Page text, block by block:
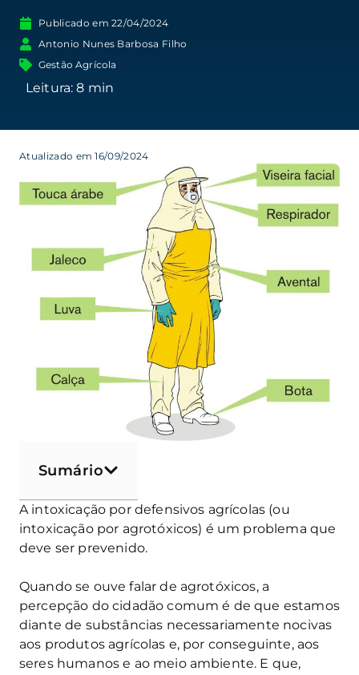
Publicado em 22/04/2024
Antonio Nunes Barbosa Filho
Gestão Agrícola
Atualizado em 16/09/2024
Sumário
A intoxicação por defensivos agrícolas (ou
intoxicação por agrotóxicos) é um problema que
deve ser prevenido.
Quando se ouve falar de agrotóxicos, a
percepção do cidadão comum é de que estamos
diante de substâncias necessariamente nocivas
aos produtos agrícolas e, por conseguinte, aos
seres humanos e ao meio ambiente. E que,